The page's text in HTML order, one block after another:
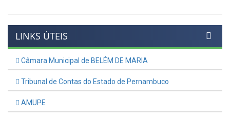
LINKS ÚTEIS
Câmara Municipal de BELÉM DE MARIA
Tribunal de Contas do Estado de Pernambuco
AMUPE